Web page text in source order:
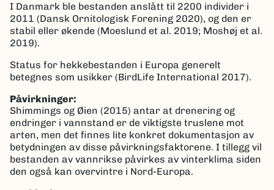
I Danmark ble bestanden anslått til 2200 individer i
2011 (Dansk Ornitologisk Forening 2020), og den er
stabil eller økende (Moeslund et al. 2019; Moshøj et al.
2019).
Status for hekkebestanden i Europa generelt
betegnes som usikker (BirdLife International 2017).
Påvirkninger:
Shimmings og Øien (2015) antar at drenering og
endringer i vannstand er de viktigste truslene mot
arten, men det finnes lite konkret dokumentasjon av
betydningen av disse påvirkningsfaktorene. I tillegg vil
bestanden av vannrikse påvirkes av vinterklima siden
den også kan overvintre i Nord-Europa.